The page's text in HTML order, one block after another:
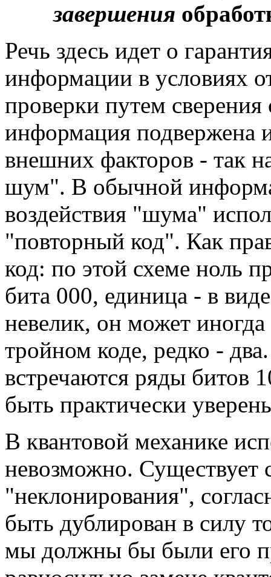
завершения
Речь здесь идет о
информации в условиях
проверки путем
информация подвержена
внешних факторов - так
шум". В обычной
воздействия "шума"
"повторный код". Как
код: по этой схеме ноль
бита 000, единица - в
невелик, он может
тройном коде, редко -
встречаются ряды
быть практически
В квантовой механике
невозможно. Существует
"неклонирования",
быть дублирован в силу
мы должны бы были его